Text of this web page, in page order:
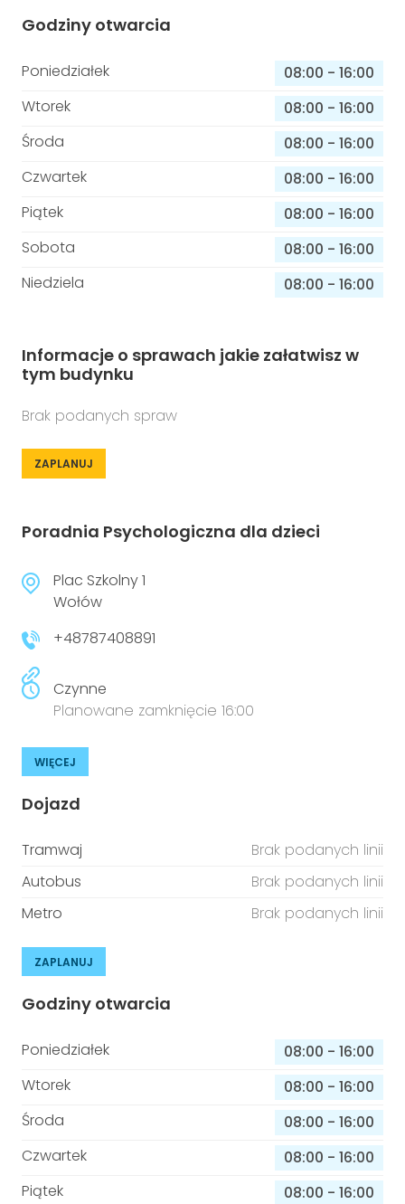
Godziny otwarcia
Poniedziałek 08:00 - 16:00
Wtorek
08:00 - 16:00
Środa
08:00 - 16:00
Czwartek
08:00 - 16:00
Piątek
08:00 - 16:00
Sobota
08:00 - 16:00
Niedziela
08:00 - 16:00
Informacje o sprawach jakie załatwisz w
tym budynku
Brak podanych spraw
ZAPLANUJ
Poradnia Psychologiczna dla dzieci
Plac Szkolny 1
Wołów
+48787408891
Czynne
Planowane zamknięcie 16:00
WIĘCEJ
Dojazd
Tramwaj
Brak podanych linii
Autobus
Brak podanych linii
Metro
Brak podanych linii
ZAPLANUJ
Godziny otwarcia
Poniedziałek 08:00 - 16:00
Wtorek
08:00 - 16:00
Środa
08:00 - 16:00
Czwartek
08:00 - 16:00
Piątek
08:00 - 16:00